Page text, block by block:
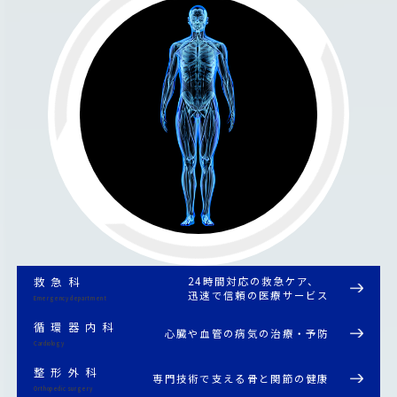
救急科
Emergency department
24時間対応の救急ケア、
迅速で信頼の医療サービス
循環器内科
Cardiology
心臓や血管の病気の治療・予防
整形外科
Orthopedic surgery
専門技術で支える骨と関節の健康